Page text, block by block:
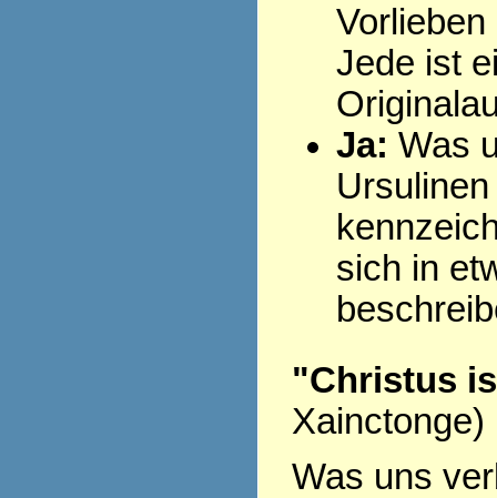
Vorlieben
Jede ist
Ja: Was
Ursulinen
sich in
"Christus
Xainctonge)
Was uns